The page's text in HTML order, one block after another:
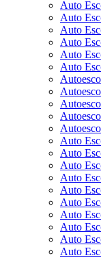
Auto
Auto
Auto
Auto
Auto
Auto
Auto
Auto
Auto
Auto
Auto
Auto
Auto
Auto
Auto
Auto